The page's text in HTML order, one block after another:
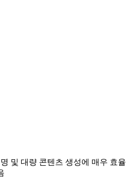
및 대량 콘텐츠 생성에 매우 효율